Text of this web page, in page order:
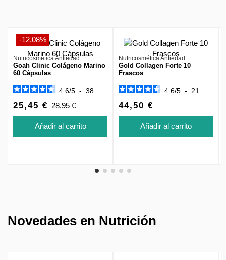
-12,08%
Nutricosmética Antiedad
Goah Clinic Colágeno Marino
60 Cápsulas
4.6/5 - 38
25,45 € 28,95 €
Añadir al carrito
Nutricosmética Antiedad
Gold Collagen Forte 10
Frascos
4.6/5 - 21
44,50 €
Añadir al carrito
Novedades en Nutrición